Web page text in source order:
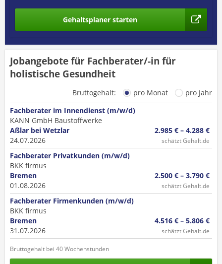
Gehaltsplaner starten
Jobangebote für Fachberater/-in für
holistische Gesundheit
Bruttogehalt: pro Monat
pro Jahr
Fachberater im Innendienst (m/w/d)
KANN GmbH Baustoffwerke
Aßlar bei Wetzlar
24.07.2026
2.985 € – 4.288 €
schätzt Gehalt.de
Fachberater Privatkunden (m/w/d)
BKK firmus
Bremen
01.08.2026
2.500 € – 3.790 €
schätzt Gehalt.de
Fachberater Firmenkunden (m/w/d)
BKK firmus
Bremen
31.07.2026
4.516 € – 5.806 €
schätzt Gehalt.de
Bruttogehalt bei 40 Wochenstunden